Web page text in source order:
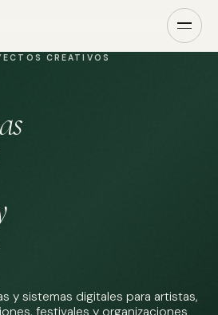
CREATIVOS
y sistemas digitales para artistas,